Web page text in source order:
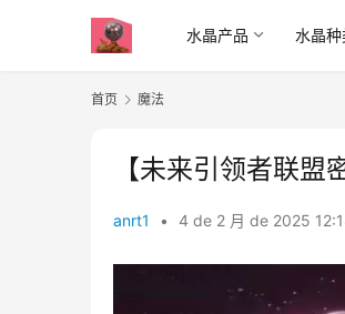
水晶产品 水晶种
首页 魔法
【未来引领者联盟
anrt1 • 4 de 2 月 de 2025